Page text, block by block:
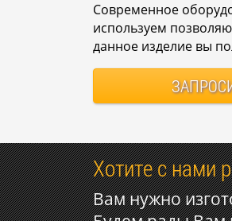
Современное
используем
данное изделие вы
Хотите с нами
Вам нужно